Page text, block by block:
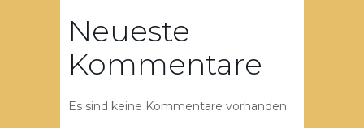
Neueste
Kommentare
Es sind keine Kommentare vorhanden.